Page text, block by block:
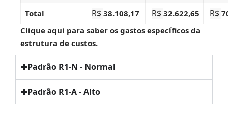
Total R$ 38.108,17 R$ 32.622,65 R$
Clique aqui para saber os gastos específicos da
estrutura de custos.
Padrão R1-N - Normal
Padrão R1-A - Alto